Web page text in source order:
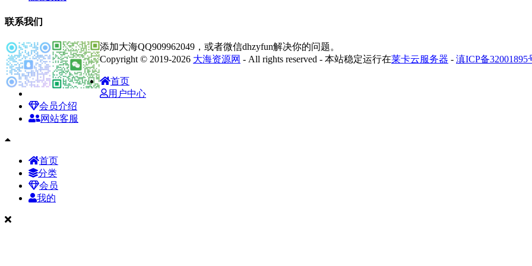
联系我们
添加大海QQ909962049，或者微信dhzyfun解决你的问题。
Copyright © 2019-2026 大海资源网 - All rights reserved - 本站稳定运行在莱卡云服务器 - 滇ICP备32001895
首页
用户中心
会员介绍
网站客服
首页
分类
会员
我的